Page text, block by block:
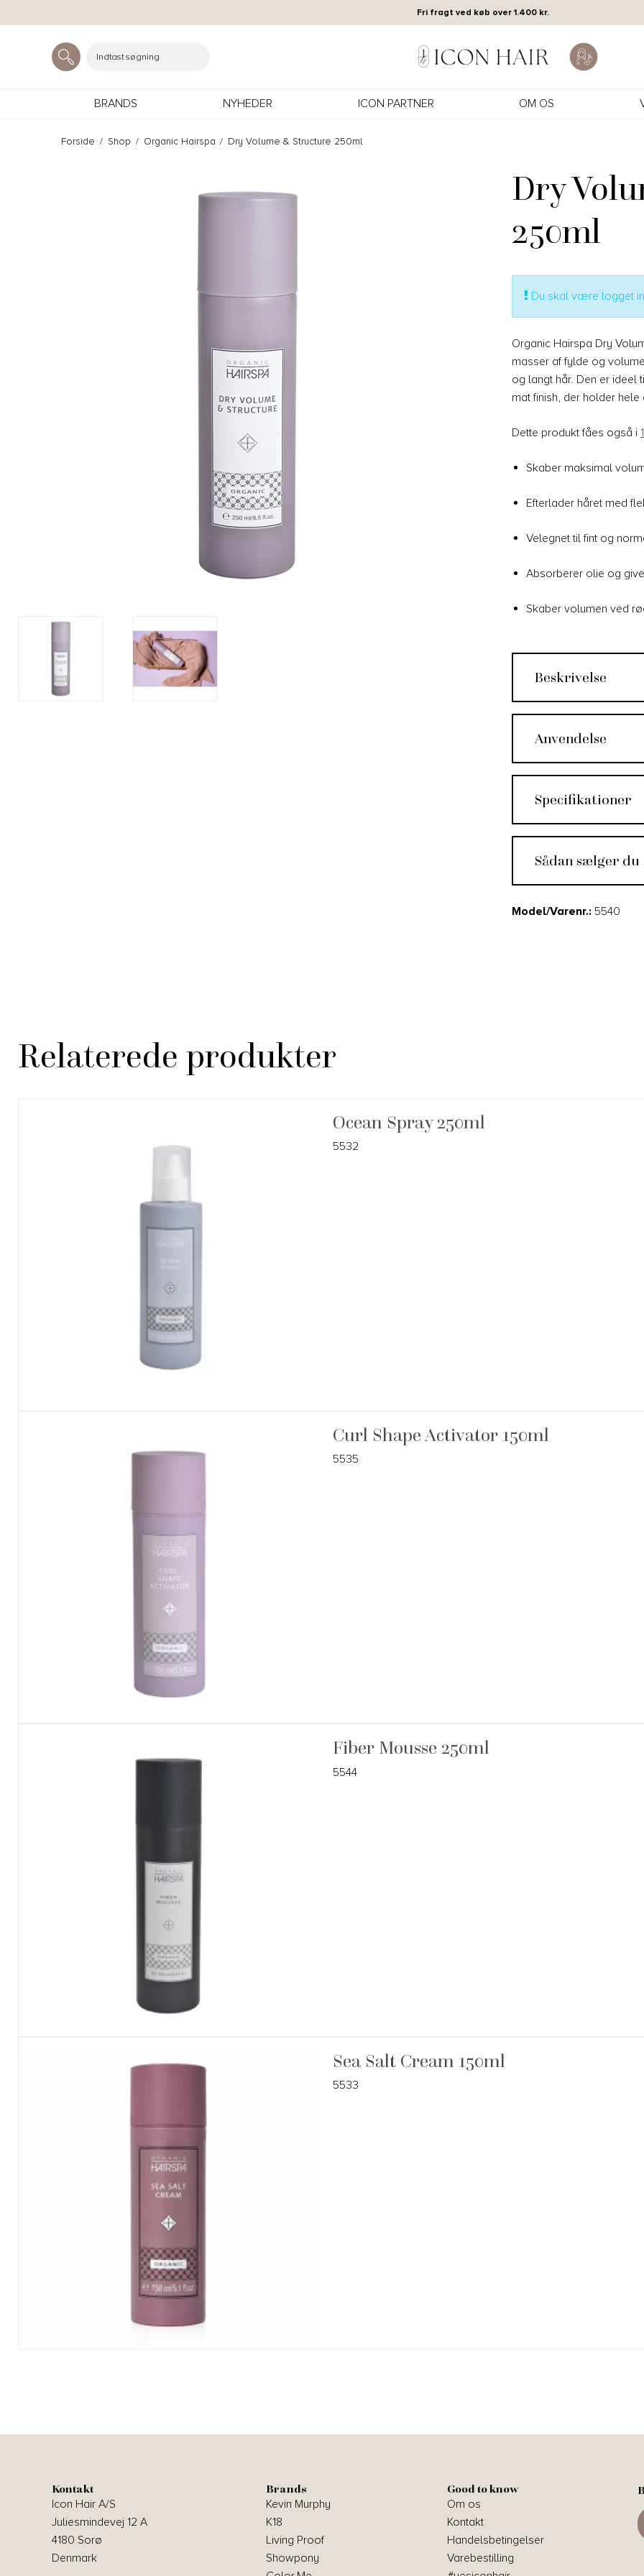
Fri fragt ved køb over 1.400 kr.
Indtast søgning
BRANDS NYHEDER ICON PARTNER OM OS
Forside / Shop / Organic Hairspa / Dry Volume & Structure 250ml
Dry
250ml
Du skal være logget
Organic Hairspa Dry
masser af fylde og
og langt hår. Den er ideel
mat finish, der holder
Dette produkt fåes også i
Skaber maksimal
Efterlader håret med
Velegnet til fint og
Absorberer olie og
Skaber volumen ved
Beskrivelse
Anvendelse
Specifikationer
Sådan sælger
Model/Varenr.: 5540
Relaterede produkter
Ocean Spray 250ml
5532
Curl Shape Activator 150ml
5535
Fiber Mousse 250ml
5544
Sea Salt Cream 150ml
5533
Kontakt
Icon Hair A/S
Juliesmindevej 12 A
4180 Sorø
Denmark
Brands
Kevin Murphy
K18
Living Proof
Showpony
Good to know
Om os
Kontakt
Handelsbetingelser
Varebestilling